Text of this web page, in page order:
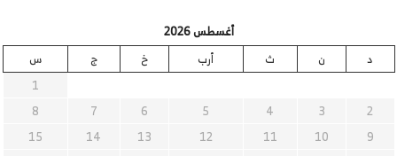
أغسطس 2026
د
ن ث أرب خ ج
س
1
2
3
4
5
6
7
8
9
10
11
12
13
14
15